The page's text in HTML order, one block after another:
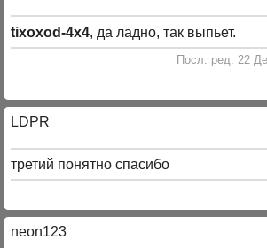
tixoxod-4x4, да ладно, так выпьет.
Посл. ред. 22
LDPR
третий понятно спасибо
neon123